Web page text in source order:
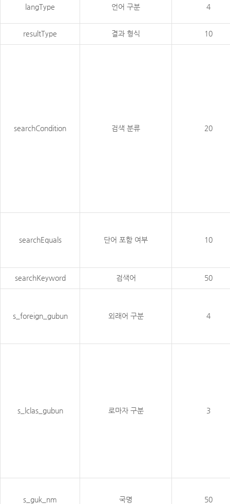
langType 언어 구분 4
resultType 결과 형식 10
searchCondition 검색 분류 20
searchEquals 단어 포함 여부 10
searchKeyword 검색어 50
s_foreign_gubun 외래어 구분 4
s_lclas_gubun 로마자 구분 3
s_guk_nm 국명 50